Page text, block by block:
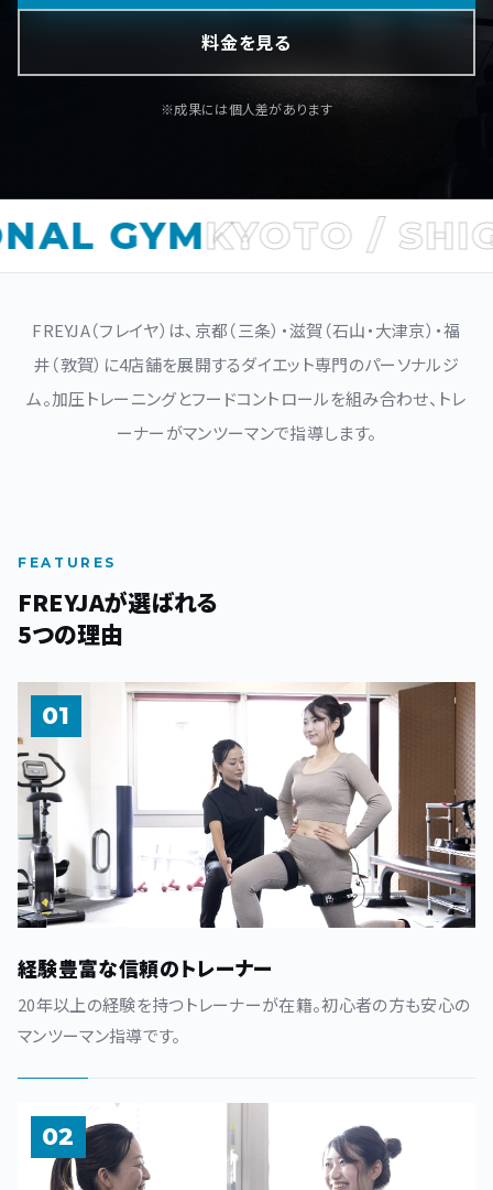
料金を見る
※成果には個人差があります
GYMKYOTO /
FREYJA（フレイヤ）は、京都（三条）・滋賀（石山・大津京）・福
井（敦賀）に4店舗を展開するダイエット専門のパーソナルジ
ム。加圧トレーニングとフードコントロールを組み合わせ、トレ
ーナーがマンツーマンで指導します。
FEATURES
FREYJAが選ばれる
5つの理由
01
経験豊富な信頼のトレーナー
20年以上の経験を持つトレーナーが在籍。初心者の方も安心の
マンツーマン指導です。
02